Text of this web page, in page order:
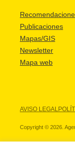
Publicaciones
Mapas/GIS
Newsletter
Mapa web
AVISO LEGAL
Copyright © 2026.